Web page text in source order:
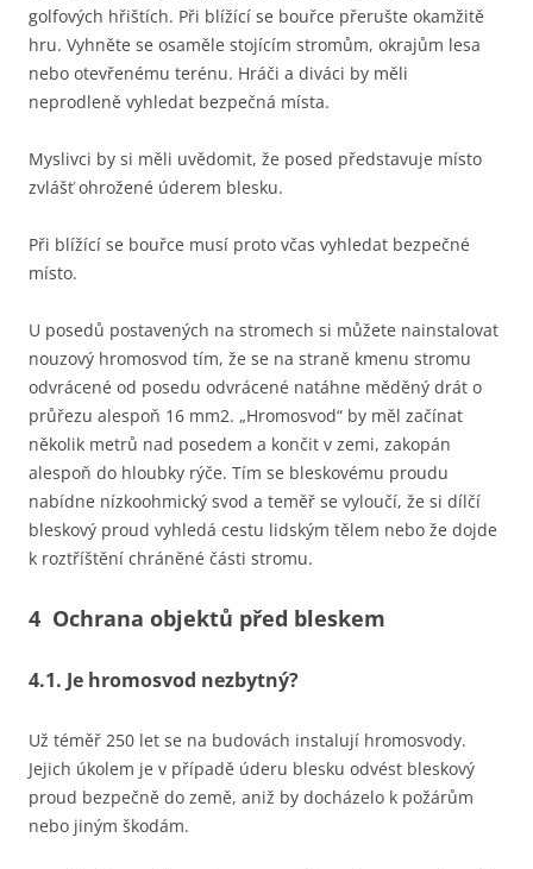
golfových hřištích. Při blížící se bouřce přerušte okamžitě
hru. Vyhněte se osaměle stojícím stromům, okrajům lesa
nebo otevřenému terénu. Hráči a diváci by měli
neprodleně vyhledat bezpečná místa.
Myslivci by si měli uvědomit, že posed představuje místo
zvlášť ohrožené úderem blesku.
Při blížící se bouřce musí proto včas vyhledat bezpečné
místo.
U posedů postavených na stromech si můžete nainstalovat
nouzový hromosvod tím, že se na straně kmenu stromu
odvrácené od posedu odvrácené natáhne měděný drát o
průřezu alespoň 16 mm2. „Hromosvod“ by měl začínat
několik metrů nad posedem a končit v zemi, zakopán
alespoň do hloubky rýče. Tím se bleskovému proudu
nabídne nízkoohmický svod a teměř se vyloučí, že si dílčí
bleskový proud vyhledá cestu lidským tělem nebo že dojde
k roztříštění chráněné části stromu.
4 Ochrana objektů před bleskem
4.1. Je hromosvod nezbytný?
Už téměř 250 let se na budovách instalují hromosvody.
Jejich úkolem je v případě úderu blesku odvést bleskový
proud bezpečně do země, aniž by docházelo k požárům
nebo jiným škodám.